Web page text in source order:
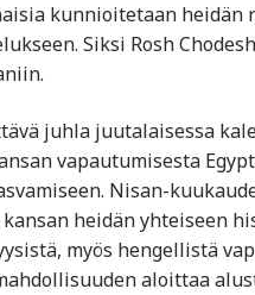
kunnioitetaan heidän
Siksi Rosh
juhla juutalaisessa
vapautumisesta
Nisan-
heidän yhteiseen
myös hengellistä
aloittaa